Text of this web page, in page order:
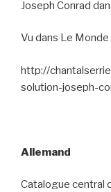
Joseph Conrad
Vu dans Le
http://
solution-joseph-
Allemand
Catalogue central